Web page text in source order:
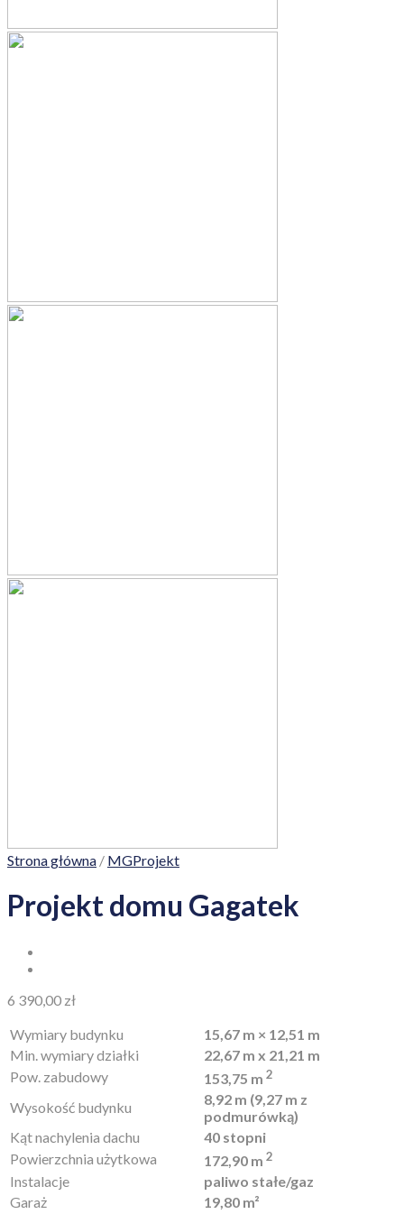
Strona główna / MGProjekt
Projekt domu Gagatek
6 390,00 zł
Wymiary budynku
15,67 m × 12,51 m
Min. wymiary działki
22,67 m x 21,21 m
Pow. zabudowy
153,75 m 2
Wysokość budynku
8,92 m (9,27 m z
podmurówką)
Kąt nachylenia dachu
40 stopni
Powierzchnia użytkowa
172,90 m 2
Instalacje
paliwo stałe/gaz
Garaż
19,80 m²